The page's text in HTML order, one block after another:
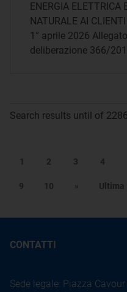
ENERGIA ELETTRICA
NATURALE AI
1° aprile 2026
deliberazione 366/
Search results until of
1 2 3 4
9 10 » Ultima
CONTATTI
Sede legale: Piazza